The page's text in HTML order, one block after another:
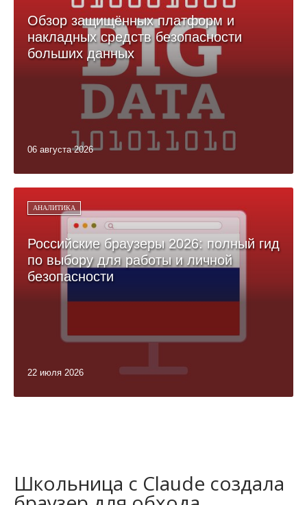
Обзор защищённых платформ и
накладных средств безопасности
больших данных
06 августа 2026
АНАЛИТИКА
Российские браузеры 2026: полный гид
по выбору для работы и личной
безопасности
22 июля 2026
Школьница с Claude создала